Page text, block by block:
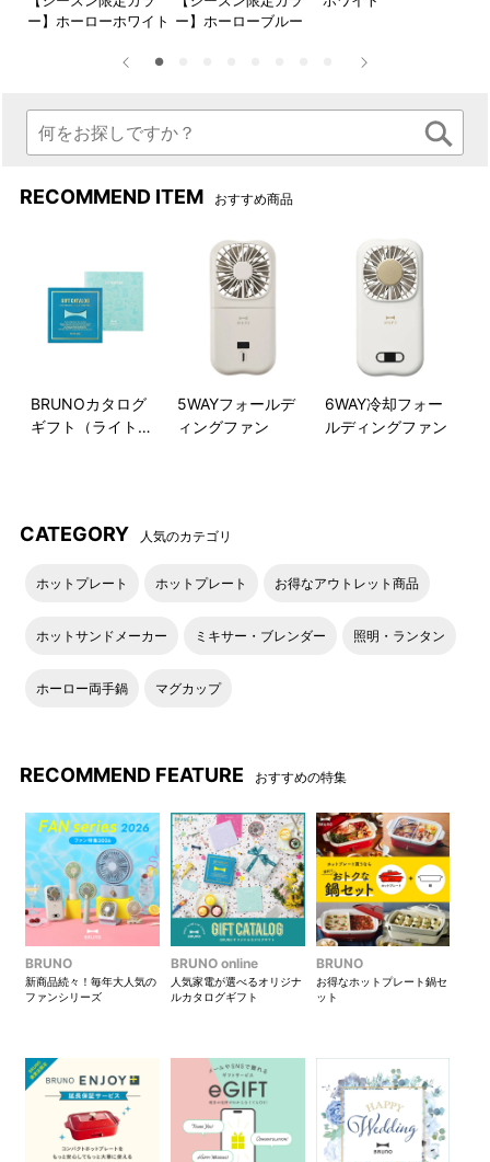
上でも場所を取りません。
でOFF～HIまで切り替えられ
平面＆たこ焼きプレートが付
付属の2枚のプレートは、焦げ
や汚れがこびりつきにくいフ
スタッキングして収納
使用後は本体・プレート・付
属品をまとめて収納すること
ができます。
ナチュラルな生成り色の巾着
に、さわやかな水色のリボ
ン。しっかりとした生地を使
用しており、プレゼントを受
け取った後もご活用いただけ
ます。
●紙手提げについて
本商品は、BRUNO 手提げ袋Lサイズに収納可能です。
※手提げ袋が破れるのを防ぐため、2枚重ねてご利用いただくこ
とをおすすめいたします。
※なお、上記サイズは目安としてご案内しております。商品の形
状やサイズによっては、手提げ袋にきれいに収まらない場合
や、多少の型崩れが生じる可能性がございます。何卒ご理解賜
ー】ホーローホワイト ー】ホーローブルー
RECOMMEND ITEM おすすめ商品
BRUNOカタログ
ギフト（ライトブ
5WAYフォールデ
ィングファン
6WAY冷却フォー
ルディングファン
CATEGORY 人気のカテゴリ
ホットプレート ホットプレート お得なアウトレット商品
ホットサンドメーカー ミキサー・ブレンダー 照明・ランタン
ホーロー両手鍋 マグカップ
RECOMMEND FEATURE おすすめの特集
BRUNO
新商品続々！毎年大人気の
ファンシリーズ
BRUNO online
人気家電が選べるオリジナ
ルカタログギフト
BRUNO
お得なホットプレート鍋セ
ット